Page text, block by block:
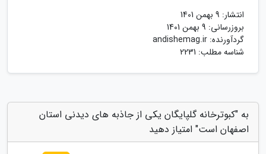
انتشار: 9 بهمن 1401
بروزرسانی: 9 بهمن 1401
گردآورنده: andishemag.ir
شناسه مطلب: 2231
به "کبوترخانه گلپایگان یکی از جاذبه های دیدنی استان
اصفهان است" امتیاز دهید